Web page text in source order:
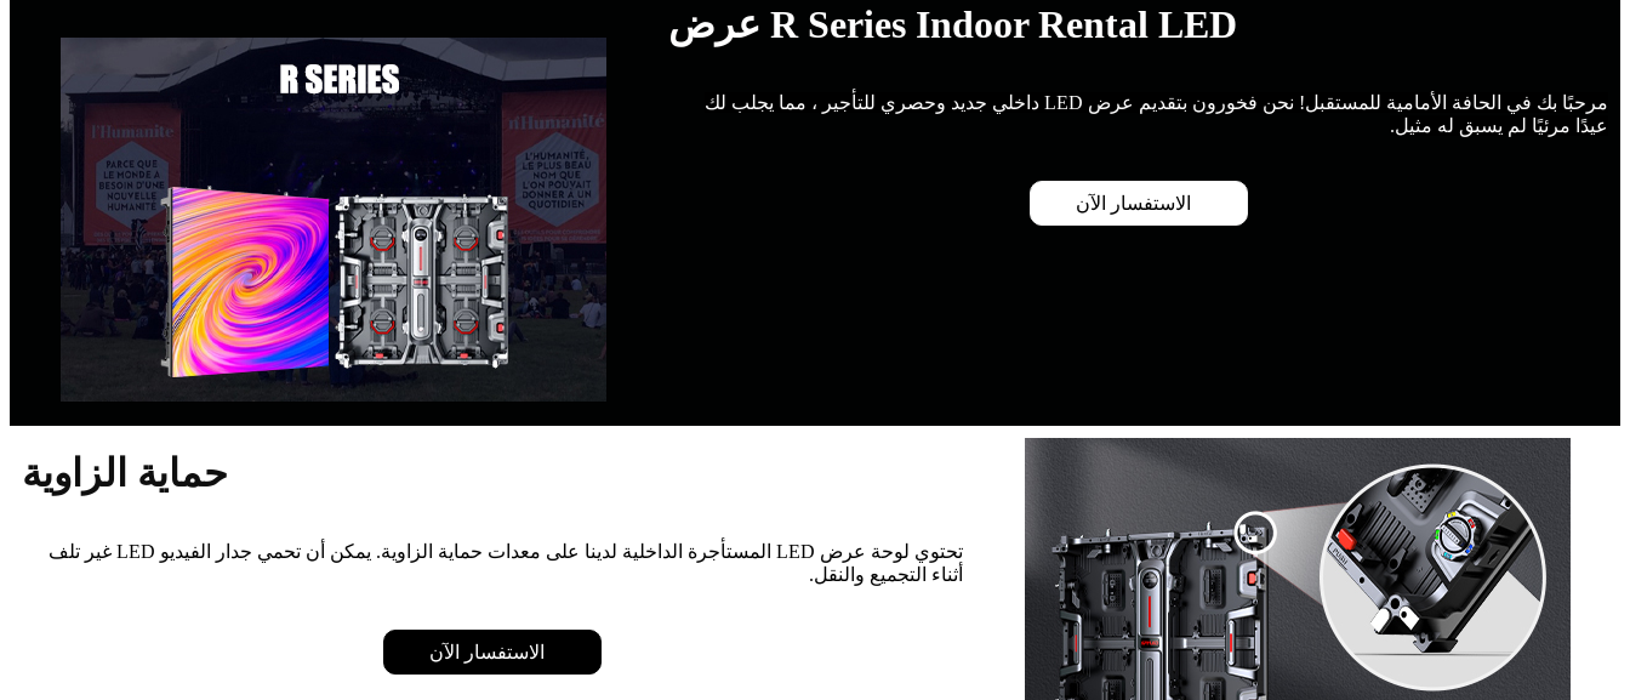
R Series Indoor Rental LED عرض
مرحبًا بك في الحافة الأمامية للمستقبل! نحن فخورون بتقديم عرض LED داخلي جديد وحصري للتأجير ، مما يجلب لك
عيدًا مرئيًا لم يسبق له مثيل.
الاستفسار الآن
حماية الزاوية
تحتوي لوحة عرض LED المستأجرة الداخلية لدينا على معدات حماية الزاوية. يمكن أن تحمي جدار الفيديو LED غير تلف
أثناء التجميع والنقل.
الاستفسار الآن